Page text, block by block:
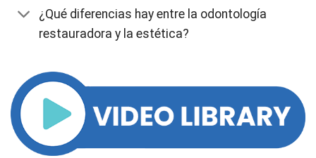
¿Qué diferencias hay entre la odontología
restauradora y la estética?